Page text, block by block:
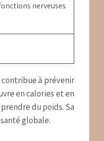
nerveuses
à prévenir
en calories et en
du poids. Sa
globale.